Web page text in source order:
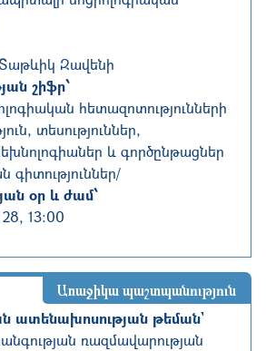
Զավենի
շիֆր՝
հետազոտությունների
տեսություններ,
և գործընթացներ
գիտություններ/
օր և ժամ՝
13:00
Առաջիկա պաշտպանություն
ատենախոսության թեման`
ռազմավարության